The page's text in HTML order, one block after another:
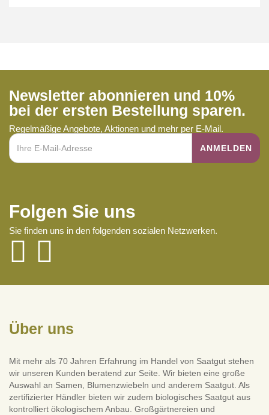
Newsletter abonnieren und 10%
bei der ersten Bestellung sparen.
Regelmäßige Angebote, Aktionen und mehr per E-Mail.
Folgen Sie uns
Sie finden uns in den folgenden sozialen Netzwerken.
Über uns
Mit mehr als 70 Jahren Erfahrung im Handel von Saatgut stehen
wir unseren Kunden beratend zur Seite. Wir bieten eine große
Auswahl an Samen, Blumenzwiebeln und anderem Saatgut. Als
zertifizierter Händler bieten wir zudem biologisches Saatgut aus
kontrolliert ökologischem Anbau. Großgärtnereien und